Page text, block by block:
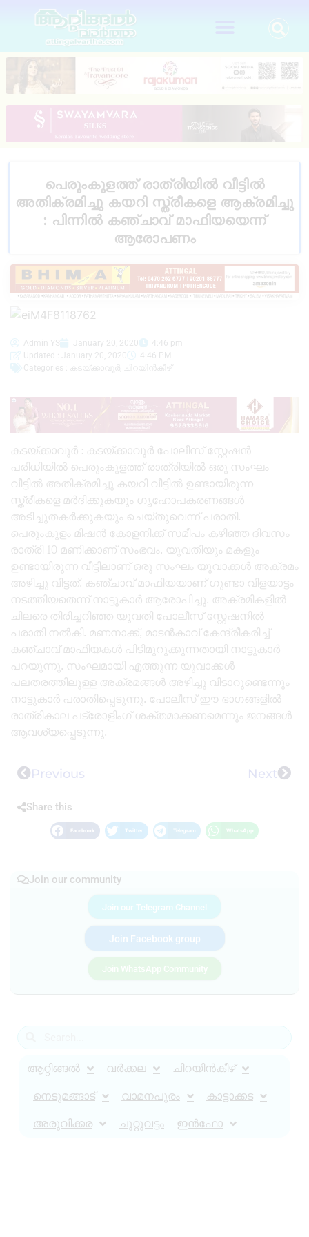
പെരുംകുളത്ത് രാത്രിയിൽ വീട്ടിൽ
അതിക്രമിച്ചു കയറി സ്ത്രീകളെ ആക്രമിച്ചു
: പിന്നിൽ കഞ്ചാവ് മാഫിയയെന്ന്
ആരോപണം
Admin YS January 20, 2020
4:46 pm
Updated : January 20, 2020
4:46 PM
Categories :
കടയ്ക്കാവൂർ ചിറയിൻകീഴ്
കടയ്ക്കാവൂർ : കടയ്ക്കാവൂർ പോലീസ് സ്റ്റേഷൻ
പരിധിയിൽ പെരുംകുളത്ത് രാത്രിയിൽ ഒരു സംഘം
വീട്ടിൽ അതിക്രമിച്ചു കയറി വീട്ടിൽ ഉണ്ടായിരുന്ന
സ്ത്രീകളെ മർദിക്കുകയും ഗൃഹോപകരണങ്ങൾ
അടിച്ചുതകർക്കുകയും ചെയ്തുവെന്ന് പരാതി.
പെരുംകുളം മിഷൻ കോളനിക്ക് സമീപം കഴിഞ്ഞ ദിവസം
രാത്രി 10 മണിക്കാണ് സംഭവം. യുവതിയും മകളും
ഉണ്ടായിരുന്ന വീട്ടിലാണ് ഒരു സംഘം യുവാക്കൾ അക്രമം
അഴിച്ചു വിട്ടത്. കഞ്ചാവ് മാഫിയയാണ് ഗുണ്ടാ വിളയാട്ടം
നടത്തിയതെന്ന് നാട്ടുകാർ ആരോപിച്ചു. അക്രമികളിൽ
ചിലരെ തിരിച്ചറിഞ്ഞ യുവതി പോലീസ് സ്റ്റേഷനിൽ
പരാതി നൽകി. മണനാക്ക്, മാടൻകാവ് കേന്ദ്രീകരിച്ച്
കഞ്ചാവ് മാഫിയകൾ പിടിമുറുക്കുന്നതായി നാട്ടുകാർ
പറയുന്നു. സംഘമായി എത്തുന്ന യുവാക്കൾ
പലതരത്തിലുള്ള അക്രമങ്ങൾ അഴിച്ചു വിടാറുണ്ടെന്നും
നാട്ടുകാർ പരാതിപ്പെടുന്നു. പോലീസ് ഈ ഭാഗങ്ങളിൽ
രാത്രികാല പട്രോളിംഗ് ശക്തമാക്കണമെന്നും ജനങ്ങൾ
ആവശ്യപ്പെടുന്നു.
Previous Next
Share this
Facebook Twitter Telegram WhatsApp
Join our community
Join our Telegram Channel
Join Facebook group
Join WhatsApp Community
ആറ്റിങ്ങൽ വർക്കല ചിറയിൻകീഴ്
നെടുമങ്ങാട് വാമനപുരം കാട്ടാക്കട
അരുവിക്കര ചുറ്റുവട്ടം ഇൻഫോ